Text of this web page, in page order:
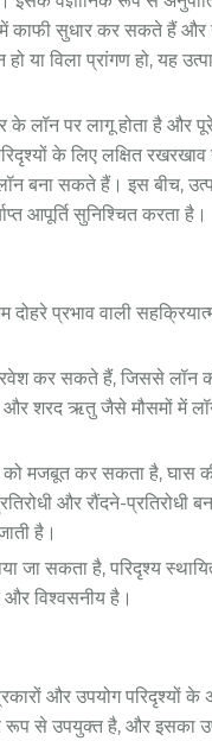
सुधार कर सकते हैं और
या विला प्रांगण हो, यह
के लॉन पर लागू होता है
के लिए लक्षित
बना सकते हैं। इस बीच,
आपूर्ति सुनिश्चित करता है।
दोहरे प्रभाव वाली
कर सकते हैं, जिससे लॉन
शरद ऋतु जैसे मौसमों में
को मजबूत कर सकता है, घास
और रौंदने-प्रतिरोधी
है।
जा सकता है, परिदृश्य
और विश्वसनीय है।
और उपयोग परिदृश्यों
से उपयुक्त है, और इसका